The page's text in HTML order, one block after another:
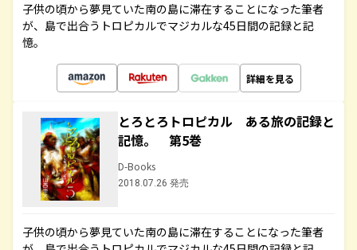
子供の頃から夢見ていた南の島に滞在することになった筆者
が、島で出合うトロピカルでマジカルな45日間の記録と記
憶。
詳細を見る
とろとろトロピカル ある旅の記録と
記憶。 第5巻
D-Books
2018.07.26 発売
子供の頃から夢見ていた南の島に滞在することになった筆者